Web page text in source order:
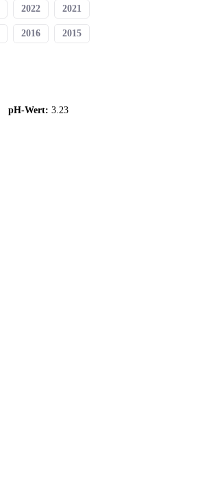
2022 2021
2016 2015
pH-Wert: 3.23